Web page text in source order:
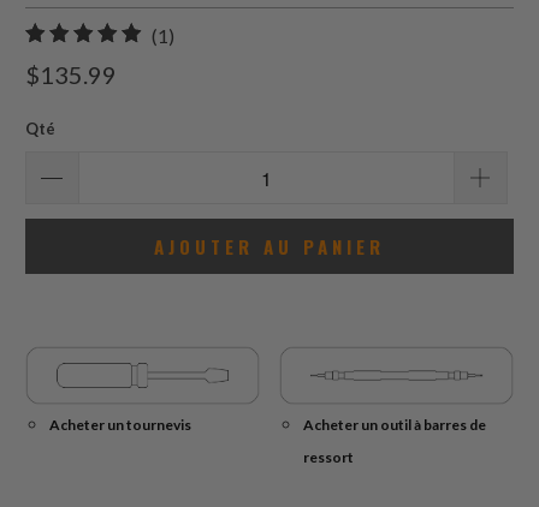
(1)
$135.99
Qté
AJOUTER AU PANIER
Acheter un tournevis
Acheter un outil à barres de
ressort